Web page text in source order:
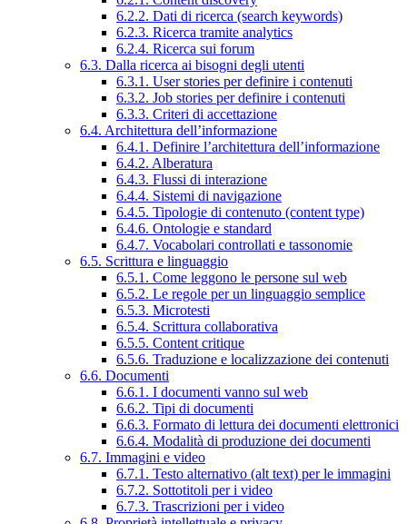
6.2.2. Dati di ricerca (search keywords)
6.2.3. Ricerca tramite analytics
6.2.4. Ricerca sui forum
6.3. Dalla ricerca ai bisogni degli utenti
6.3.1. User stories per definire i contenuti
6.3.2. Job stories per definire i contenuti
6.3.3. Criteri di accettazione
6.4. Architettura dell’informazione
6.4.1. Definire l’architettura dell’informazione
6.4.2. Alberatura
6.4.3. Flussi di interazione
6.4.4. Sistemi di navigazione
6.4.5. Tipologie di contenuto (content type)
6.4.6. Ontologie e standard
6.4.7. Vocabolari controllati e tassonomie
6.5. Scrittura e linguaggio
6.5.1. Come leggono le persone sul web
6.5.2. Le regole per un linguaggio semplice
6.5.3. Microtesti
6.5.4. Scrittura collaborativa
6.5.5. Content critique
6.5.6. Traduzione e localizzazione dei contenuti
6.6. Documenti
6.6.1. I documenti vanno sul web
6.6.2. Tipi di documenti
6.6.3. Formato di lettura dei documenti elettronici
6.6.4. Modalità di produzione dei documenti
6.7. Immagini e video
6.7.1. Testo alternativo (alt text) per le immagini
6.7.2. Sottotitoli per i video
6.7.3. Trascrizioni per i video